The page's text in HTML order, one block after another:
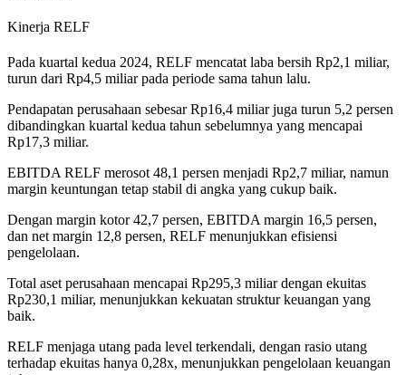
Kinerja RELF
Pada kuartal kedua 2024, RELF mencatat laba bersih Rp2,1 miliar,
turun dari Rp4,5 miliar pada periode sama tahun lalu.
Pendapatan perusahaan sebesar Rp16,4 miliar juga turun 5,2 persen
dibandingkan kuartal kedua tahun sebelumnya yang mencapai
Rp17,3 miliar.
EBITDA RELF merosot 48,1 persen menjadi Rp2,7 miliar, namun
margin keuntungan tetap stabil di angka yang cukup baik.
Dengan margin kotor 42,7 persen, EBITDA margin 16,5 persen,
dan net margin 12,8 persen, RELF menunjukkan efisiensi
pengelolaan.
Total aset perusahaan mencapai Rp295,3 miliar dengan ekuitas
Rp230,1 miliar, menunjukkan kekuatan struktur keuangan yang
baik.
RELF menjaga utang pada level terkendali, dengan rasio utang
terhadap ekuitas hanya 0,28x, menunjukkan pengelolaan keuangan